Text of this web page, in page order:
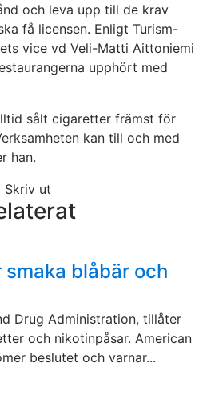
och leva upp till de krav
få licensen. Enligt Turism-
vice vd Veli-Matti Aittoniemi
upphört med
sålt cigaretter främst för
kan till och med
han.
Skriv ut
smaka blåbär och
Drug Administration, tillåter
och nikotinpåsar. American
beslutet och varnar...